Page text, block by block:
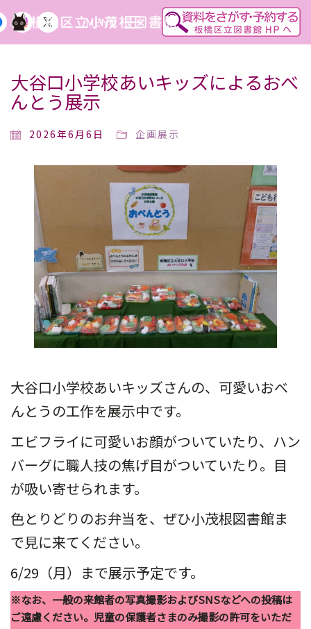
MENU
大谷口小学校あいキッズによるおべ
んとう展示
2026年6月6日 企画展示
大谷口小学校あいキッズさんの、可愛いおべ
んとうの工作を展示中です。
エビフライに可愛いお顔がついていたり、ハン
バーグに職人技の焦げ目がついていたり。目
が吸い寄せられます。
色とりどりのお弁当を、ぜひ小茂根図書館ま
で見に来てください。
6/29（月）まで展示予定です。
※なお、一般の来館者の写真撮影およびSNSなどへの投稿は
ご遠慮ください。児童の保護者さまのみ撮影の許可をいただ